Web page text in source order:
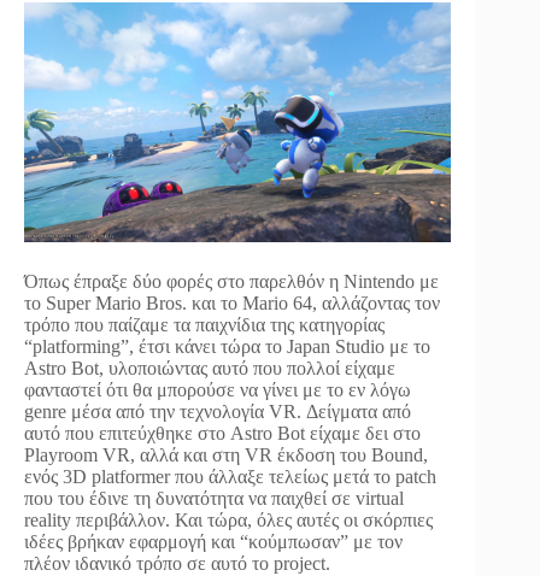
Όπως έπραξε δύο φορές στο παρελθόν η Nintendo με
το Super Mario Bros. και το Mario 64, αλλάζοντας τον
τρόπο που παίζαμε τα παιχνίδια της κατηγορίας
“platforming”, έτσι κάνει τώρα το Japan Studio με το
Astro Bot, υλοποιώντας αυτό που πολλοί είχαμε
φανταστεί ότι θα μπορούσε να γίνει με το εν λόγω
genre μέσα από την τεχνολογία VR. Δείγματα από
αυτό που επιτεύχθηκε στο Astro Bot είχαμε δει στο
Playroom VR, αλλά και στη VR έκδοση του Bound,
ενός 3D platformer που άλλαξε τελείως μετά το patch
που του έδινε τη δυνατότητα να παιχθεί σε virtual
reality περιβάλλον. Και τώρα, όλες αυτές οι σκόρπιες
ιδέες βρήκαν εφαρμογή και “κούμπωσαν” με τον
πλέον ιδανικό τρόπο σε αυτό το project.